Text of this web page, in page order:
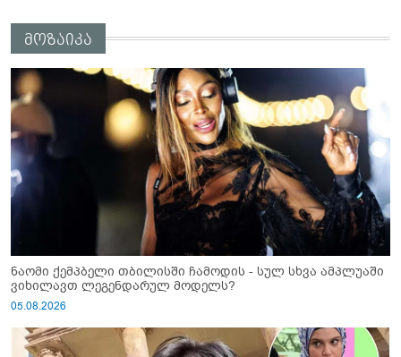
მოზაიკა
ნაომი ქემპბელი თბილისში ჩამოდის - სულ სხვა ამპლუაში
ვიხილავთ ლეგენდარულ მოდელს?
05.08.2026